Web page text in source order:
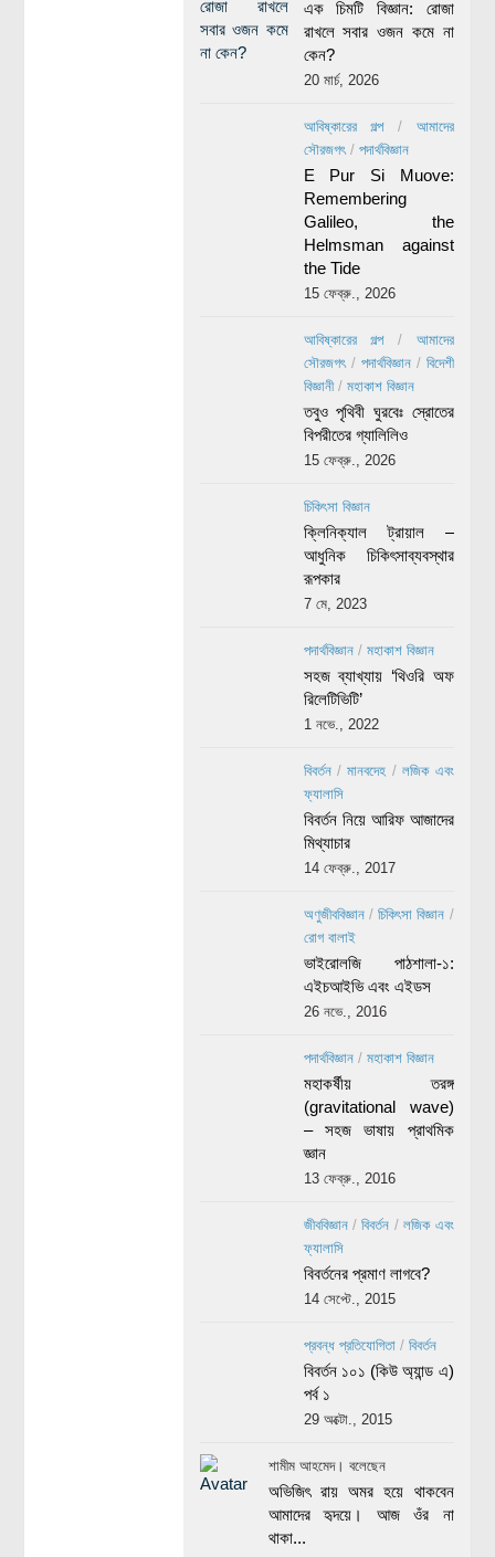
এক চিমটি বিজ্ঞান: রোজা
রাখলে সবার ওজন কমে না
কেন?
20 মার্চ, 2026
আবিষ্কারের গল্প/ আমাদের
সৌরজগৎ/ পদার্থবিজ্ঞান
E Pur Si Muove:
Remembering
Galileo, the
Helmsman against
the Tide
15 ফেব্রু., 2026
আবিষ্কারের গল্প/ আমাদের
সৌরজগৎ/ পদার্থবিজ্ঞান/ বিদেশী
বিজ্ঞানী/ মহাকাশ বিজ্ঞান
তবুও পৃথিবী ঘুরবেঃ স্রোতের
বিপরীতের গ্যালিলিও
15 ফেব্রু., 2026
চিকিৎসা বিজ্ঞান
ক্লিনিক্যাল ট্রায়াল –
আধুনিক চিকিৎসাব্যবস্থার
রূপকার
7 মে, 2023
পদার্থবিজ্ঞান/ মহাকাশ বিজ্ঞান
সহজ ব্যাখ্যায় ‘থিওরি অফ
রিলেটিভিটি’
1 নভে., 2022
বিবর্তন/মানবদেহ /লজিক এবং
ফ্যালাসি
বিবর্তন নিয়ে আরিফ আজাদের
মিথ্যাচার
14 ফেব্রু., 2017
অণুজীববিজ্ঞান/চিকিৎসা বিজ্ঞান /
রোগ বালাই
ভাইরোলজি পাঠশালা-১:
এইচআইভি এবং এইডস
26 নভে., 2016
পদার্থবিজ্ঞান/ মহাকাশ বিজ্ঞান
মহাকর্ষীয় তরঙ্গ
(gravitational wave)
– সহজ ভাষায় প্রাথমিক
জ্ঞান
13 ফেব্রু., 2016
জীববিজ্ঞান/বিবর্তন /লজিক এবং
ফ্যালাসি
বিবর্তনের প্রমাণ লাগবে?
14 সেপ্টে., 2015
প্রবন্ধ প্রতিযোগিতা/ বিবর্তন
বিবর্তন ১০১ (কিউ অ্যান্ড এ)
পর্ব ১
29 অক্টো., 2015
শামীম আহমেদ। বলেছেন
অভিজিৎ রায় অমর হয়ে থাকবেন
আমাদের হৃদয়ে। আজ ওঁর না
থাকা...